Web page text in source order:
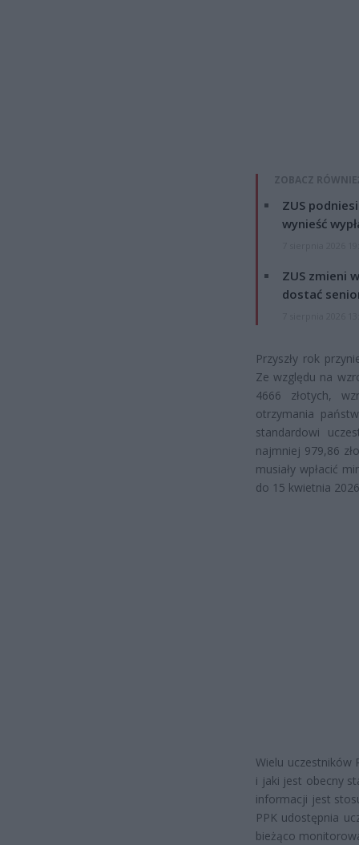
ZOBACZ
ZUS
wynieść
ZUS zmieni
dostać
Przyszły rok
Ze względu na
4666 złotych,
otrzymania
standardowi
najmniej 979,86
musiały wpłacić
do 15 kwietnia
Wielu uczestników
i jaki jest obecny
informacji jest
PPK udostępnia
bieżąco